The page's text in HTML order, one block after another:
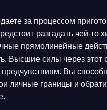
за процессом
разгадать чей-
прямолинейные
Высшие силы через
предчувствиям. Вы
личные границы и